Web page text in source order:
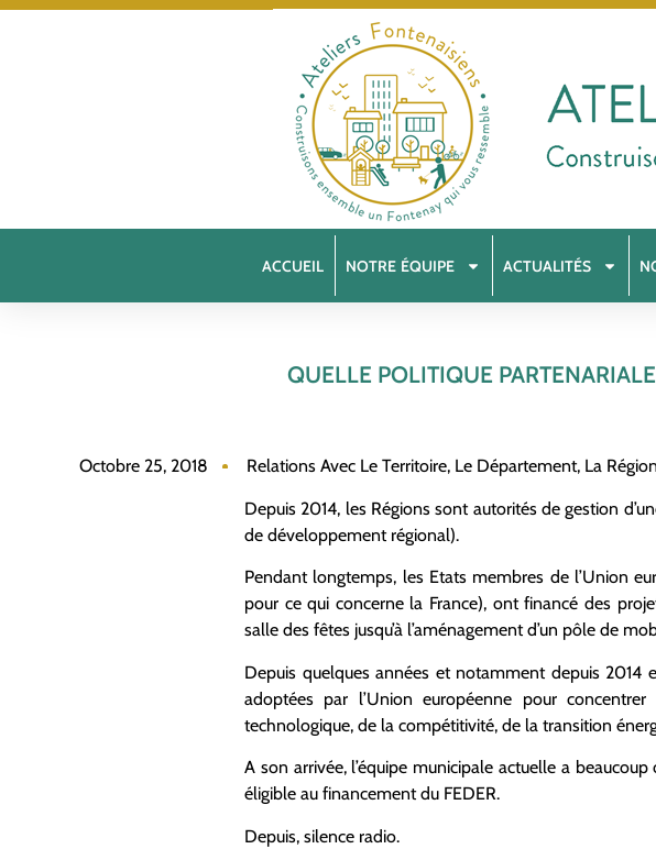
ACCUEIL NOTRE ÉQUIPE ACTUALITÉS
QUELLE POLITIQUE
Octobre 25, 2018 Relations Avec Le Territoire, Le Département, La
Depuis 2014, les Régions sont autorités de gestion
de développement régional).
Pendant longtemps, les Etats membres de l’Union
pour ce qui concerne la France), ont financé des
salle des fêtes jusqu’à l’aménagement d’un pôle de
Depuis quelques années et notamment depuis 2014
adoptées par l’Union européenne pour
technologique, de la compétitivité, de la transition
A son arrivée, l’équipe municipale actuelle a
éligible au financement du FEDER.
Depuis, silence radio.